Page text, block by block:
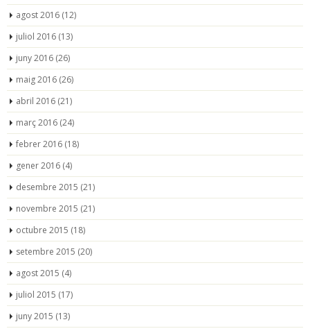
agost 2016 (12)
juliol 2016 (13)
juny 2016 (26)
maig 2016 (26)
abril 2016 (21)
març 2016 (24)
febrer 2016 (18)
gener 2016 (4)
desembre 2015 (21)
novembre 2015 (21)
octubre 2015 (18)
setembre 2015 (20)
agost 2015 (4)
juliol 2015 (17)
juny 2015 (13)